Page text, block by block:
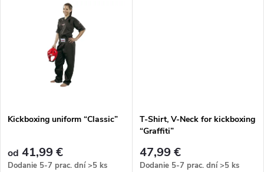
v
Kickboxing uniform “Classic”
od 41,99 €
Dodanie 5-7 prac. dní >5 ks
T-Shirt, V-Neck for kickboxing
“Graffiti”
47,99 €
Dodanie 5-7 prac. dní >5 ks